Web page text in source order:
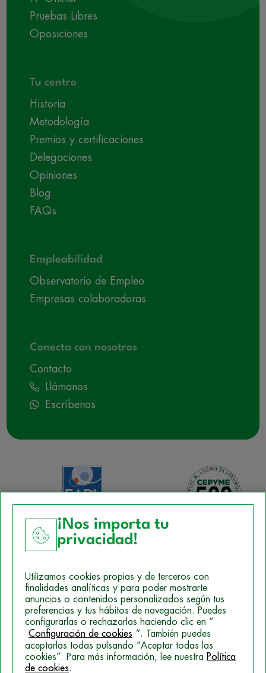
Pruebas Libres
Oposiciones
Tu centro
Historia
Metodología
Premios y certificaciones
Delegaciones
Opiniones
Blog
FAQs
Empleabilidad
Observatorio de Empleo
Empresas colaboradoras
Conecta con nosotros
Contacto
Llámanos
Escríbenos
Política de Cookies
Mapa del sitio
Politica de Privacidad
© 2026 Campus Training
¡Nos importa tu
privacidad!
Utilizamos cookies propias y de terceros con
finalidades analíticas y para poder mostrarte
anuncios o contenidos personalizados según tus
preferencias y tus hábitos de navegación. Puedes
configurarlas o rechazarlas haciendo clic en “
Configuración de cookies ”. También puedes
aceptarlas todas pulsando “Aceptar todas las
cookies”. Para más información, lee nuestra Política
de cookies.